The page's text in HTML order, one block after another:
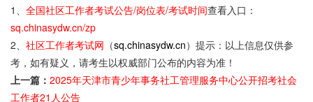
1、 全国社区工作者考试公告/岗位表/考试时间查看入口：
sq.chinasydw.cn/zp
2、 社区工作者考试网 （sq.chinasydw.cn）提示：以上信息仅供参
考，如有疑义，请考生以权威部门公布的内容为准！
上一篇： 2025年天津市青少年事务社工管理服务中心公开招考社会
工作者21人公告